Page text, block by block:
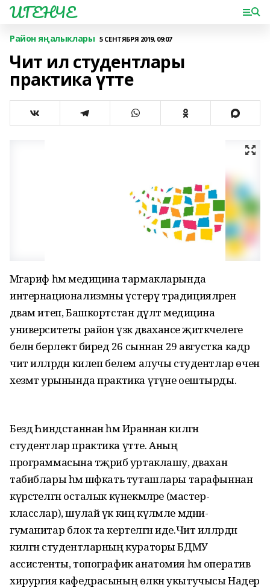
ИГЕНЧЕ
Район яңалыклары 5 СЕНТЯБРЯ 2019, 09:07
Чит ил студентлары
практика үтте
Мәгариф һәм медицина тармакларында
интернационализмны үстерү традицияләрен
дәвам итеп, Башкортстан дәүләт медицина
университеты район үзәк дәваханәсе җитәкчелеге
белән берлектә биредә 26 сыннан 29 августка кадәр
чит илләрдән килеп белем алучы студентлар өчен
хезмәт урынында практика үтүне оештырды.
Бездә Һиндстаннан һәм Ираннан килгән
студентлар практика үтте. Аның
программасына тәҗрибә уртаклашу, дәваханә
табиблары һәм шәфкать туташлары тарафыннан
күрсәтелгән осталык күнекмәләре (мастер-
класслар), шулай үк киң күләмле мәдәни-
гуманитар блок та кертелгән иде.Чит илләрдән
килгән студентларның кураторы БДМУ
ассистенты, топографик анатомия һәм оператив
хирургия кафедрасының өлкән укытучысы Надер